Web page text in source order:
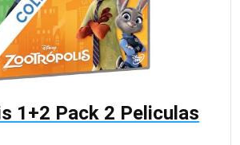
1+2 Pack 2 Peliculas